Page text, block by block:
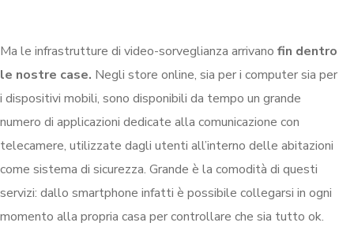
Ma le infrastrutture di video-sorveglianza arrivano fin dentro
le nostre case. Negli store online, sia per i computer sia per
i dispositivi mobili, sono disponibili da tempo un grande
numero di applicazioni dedicate alla comunicazione con
telecamere, utilizzate dagli utenti all’interno delle abitazioni
come sistema di sicurezza. Grande è la comodità di questi
servizi: dallo smartphone infatti è possibile collegarsi in ogni
momento alla propria casa per controllare che sia tutto ok.